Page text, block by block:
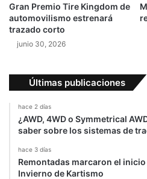
Gran Premio Tire Kingdom de
automovilismo estrenará
trazado corto
junio 30, 2026
Últimas publicaciones
hace 2 días
¿AWD, 4WD o Symmetrical
saber sobre los sistemas de
hace 3 días
Remontadas marcaron el
Invierno de Kartismo